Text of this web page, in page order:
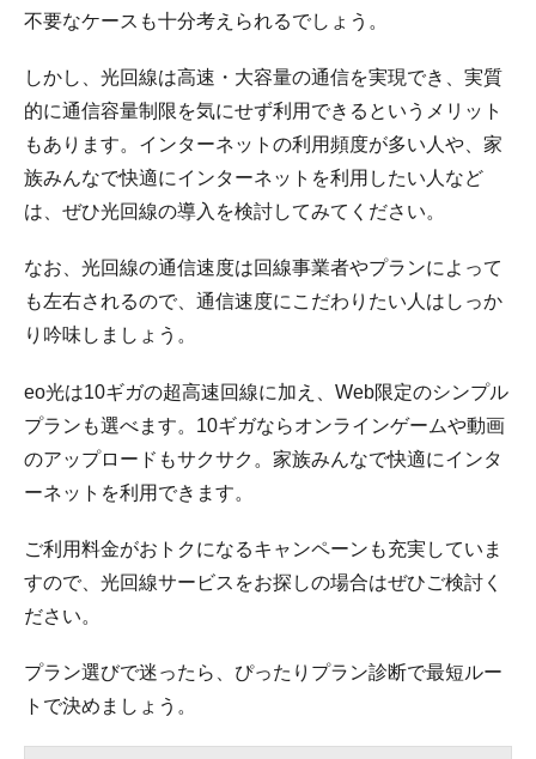
不要なケースも十分考えられるでしょう。
しかし、光回線は高速・大容量の通信を実現でき、実質
的に通信容量制限を気にせず利用できるというメリット
もあります。インターネットの利用頻度が多い人や、家
族みんなで快適にインターネットを利用したい人など
は、ぜひ光回線の導入を検討してみてください。
なお、光回線の通信速度は回線事業者やプランによって
も左右されるので、通信速度にこだわりたい人はしっか
り吟味しましょう。
eo光は10ギガの超高速回線に加え、Web限定のシンプル
プランも選べます。10ギガならオンラインゲームや動画
のアップロードもサクサク。家族みんなで快適にインタ
ーネットを利用できます。
ご利用料金がおトクになるキャンペーンも充実していま
すので、光回線サービスをお探しの場合はぜひご検討く
ださい。
プラン選びで迷ったら、ぴったりプラン診断で最短ルー
トで決めましょう。